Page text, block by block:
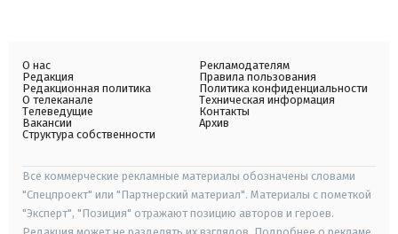
О нас
Редакция
Редакционная политика
О телеканале
Телеведущие
Вакансии
Структура собственности
Рекламодателям
Правила пользования
Политика конфиденциальности
Техническая информация
Контакты
Архив
Все коммерческие рекламные материалы обозначены словами
"Спецпроект" или "Партнерский материал". Материалы с пометкой
"Эксперт", "Позиция" отражают позицию авторов и героев.